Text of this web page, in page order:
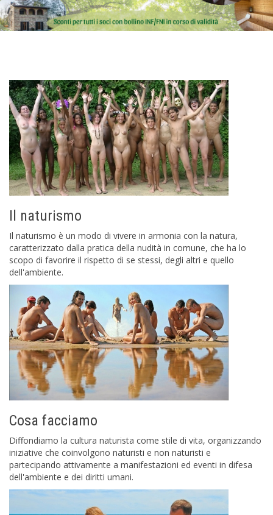
Il naturismo
Il naturismo è un modo di vivere in armonia con la natura,
caratterizzato dalla pratica della nudità in comune, che ha lo
scopo di favorire il rispetto di se stessi, degli altri e quello
dell'ambiente.
Cosa facciamo
Diffondiamo la cultura naturista come stile di vita, organizzando
iniziative che coinvolgono naturisti e non naturisti e
partecipando attivamente a manifestazioni ed eventi in difesa
dell'ambiente e dei diritti umani.